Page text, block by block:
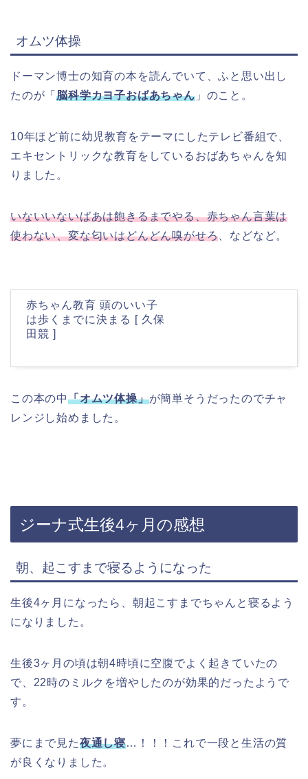
オムツ体操
ドーマン博士の知育の本を読んでいて、ふと思い出し
たのが「脳科学カヨ子おばあちゃん」のこと。
10年ほど前に幼児教育をテーマにしたテレビ番組で、
エキセントリックな教育をしているおばあちゃんを知
りました。
いないいないばあは飽きるまでやる、赤ちゃん言葉は
使わない、変な匂いはどんどん嗅がせろ 、などなど。
赤ちゃん教育 頭のいい子
は歩くまでに決まる [ 久保
田競 ]
この本の中「オムツ体操」が簡単そうだったのでチャ
レンジし始めました。
ジーナ式生後4ヶ月の感想
朝、起こすまで寝るようになった
生後4ヶ月になったら、朝起こすまでちゃんと寝るよう
になりました。
生後3ヶ月の頃は朝4時頃に空腹でよく起きていたの
で、22時のミルクを増やしたのが効果的だったようで
す。
夢にまで見た夜通し寝…！！！これで一段と生活の質
が良くなりました。